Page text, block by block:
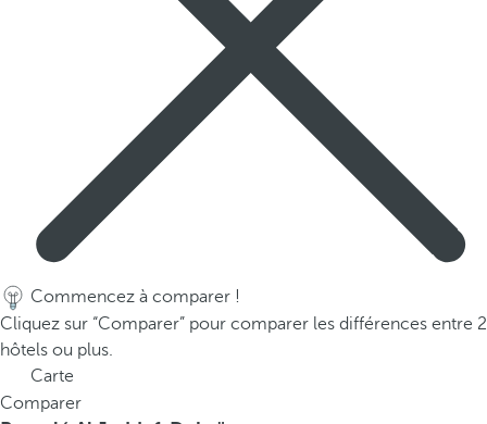
Commencez à comparer !
Cliquez sur “Comparer” pour comparer les différences entre 2
hôtels ou plus.
Carte
Comparer